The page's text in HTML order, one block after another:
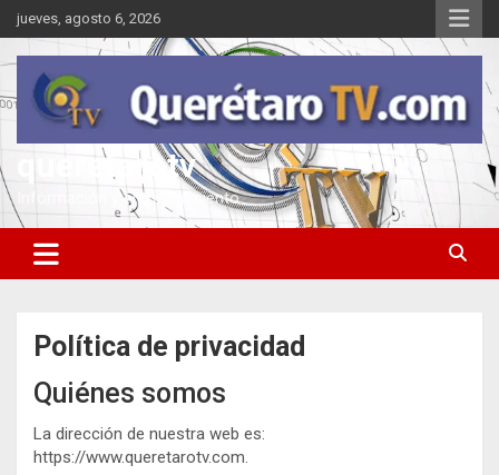
Saltar
al
contenido
jueves, agosto 6, 2026
queretarotv
Información y entretenimiento
Política de privacidad
Quiénes somos
La dirección de nuestra web es:
https://www.queretarotv.com.